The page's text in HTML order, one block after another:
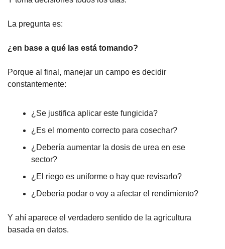
La pregunta es:
¿en base a qué las está tomando?
Porque al final, manejar un campo es decidir
constantemente:
¿Se justifica aplicar este fungicida?
¿Es el momento correcto para cosechar?
¿Debería aumentar la dosis de urea en ese
sector?
¿El riego es uniforme o hay que revisarlo?
¿Debería podar o voy a afectar el rendimiento?
Y ahí aparece el verdadero sentido de la agricultura
basada en datos.